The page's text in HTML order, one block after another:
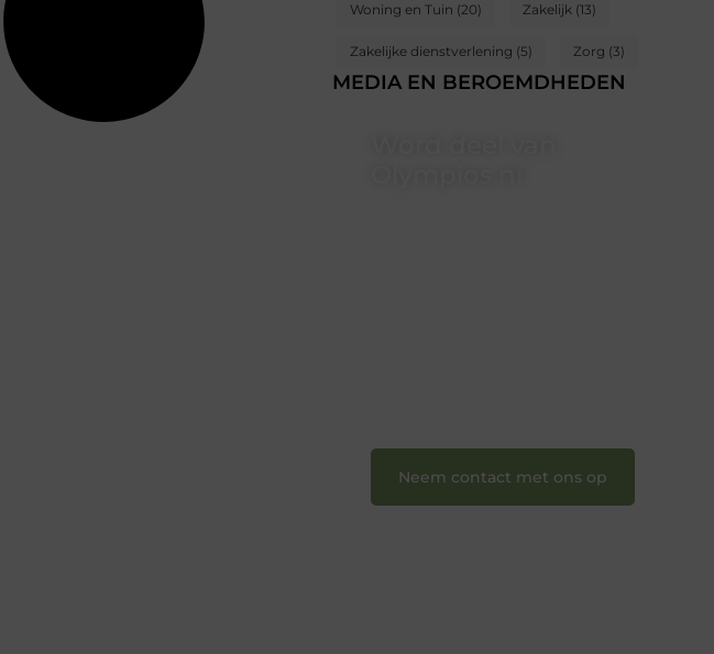
Woning en Tuin (20) Zakelijk (13)
Zakelijke dienstverlening (5) Zorg (3)
MEDIA EN BEROEMDHEDEN
Neem contact met ons op